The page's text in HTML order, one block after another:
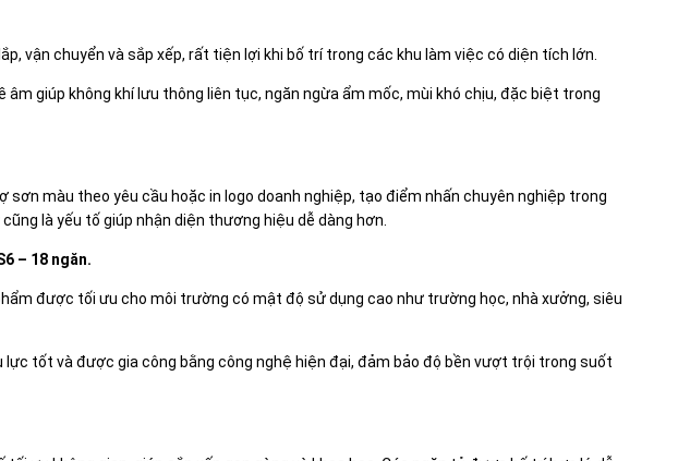
vận chuyển và sắp xếp, rất tiện lợi khi bố trí trong các khu làm việc có diện tích lớn.
âm giúp không khí lưu thông liên tục, ngăn ngừa ẩm mốc, mùi khó chịu, đặc biệt trong
sơn màu theo yêu cầu hoặc in logo doanh nghiệp, tạo điểm nhấn chuyên nghiệp trong
là yếu tố giúp nhận diện thương hiệu dễ dàng hơn.
– 18 ngăn.
được tối ưu cho môi trường có mật độ sử dụng cao như trường học, nhà xưởng, siêu
lực tốt và được gia công bằng công nghệ hiện đại, đảm bảo độ bền vượt trội trong suốt